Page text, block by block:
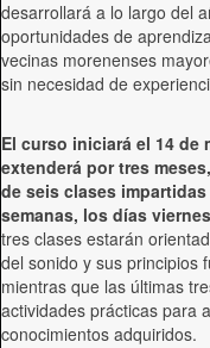
desarrollará a lo largo del
oportunidades de
vecinas morenenses
sin necesidad de
El curso iniciará el 14 de
extenderá por tres
de seis clases
semanas, los días viernes
tres clases estarán
del sonido y sus principios
mientras que las últimas
actividades prácticas para
conocimientos adquiridos.